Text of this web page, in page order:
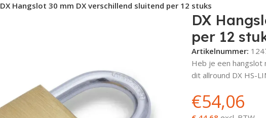
DX Hangslot 30 mm DX verschillend sluitend per 12 stuks
DX
per 12
Artikelnummer:
Heb je een hangslot
dit allround DX HS-
€54,06